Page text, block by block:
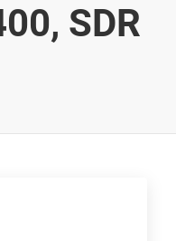
SDR